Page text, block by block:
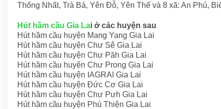
Thống Nhất, Trà Bá, Yên Đỗ, Yên Thế và 8 xã: An Phú,
Hút hầm cầu Gia Lai ở các huyện sau
Hút hầm cầu huyện Mang Yang Gia Lai
Hút hầm cầu huyện Chư Sê Gia Lai
Hút hầm cầu huyện Chư Păh Gia Lai
Hút hầm cầu huyện Chư Prong Gia Lai
Hút hầm cầu huyện IAGRAI Gia Lai
Hút hầm cầu huyện Đức Cơ Gia Lai
Hút hầm cầu huyện Chư Pưh Gia Lai
Hút hầm cầu huyện Phú Thiện Gia Lai